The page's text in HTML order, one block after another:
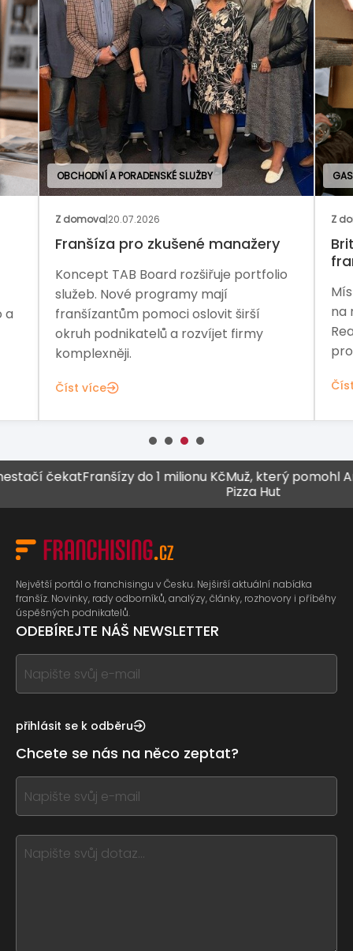
a
OBCHODNÍ A PORADENSKÉ SLUŽBY
Z domova|20.07.2026
Franšíza pro zkušené manažery
Koncept TAB Board rozšiřuje portfolio
služeb. Nové programy mají
franšízantům pomoci oslovit širší
okruh podnikatelů a rozvíjet firmy
komplexněji.
Číst více
Z
na
čekatFranšízy do 1 milionu KčMuž, který pomohl
Pizza Hut
Největší portál o franchisingu v Česku. Nejširší aktuální nabídka
franšíz. Novinky, rady odborníků, analýzy, články, rozhovory i příběhy
úspěšných podnikatelů.
ODEBÍREJTE NÁŠ NEWSLETTER
If
you
this,
this
form
field
blank
přihlásit se k odběru
Chcete se nás na něco zeptat?
If
you
this,
leave